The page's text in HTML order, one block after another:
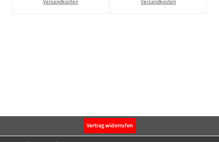
Versandkosten
Versandkosten
Vertrag widerrufen